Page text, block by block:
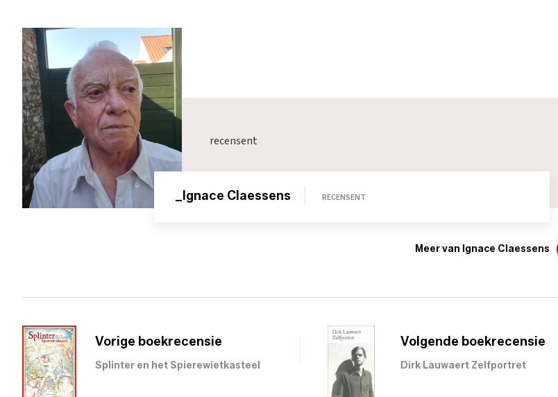
recensent
_Ignace Claessens RECENSENT
Meer van Ignace Claessens
Vorige boekrecensie
Splinter en het Spierewietkasteel
Volgende boekrecensie
Dirk Lauwaert Zelfportret